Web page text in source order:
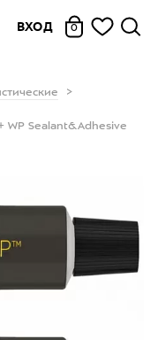
ВХОД 0
WP Sealant&Adhesive